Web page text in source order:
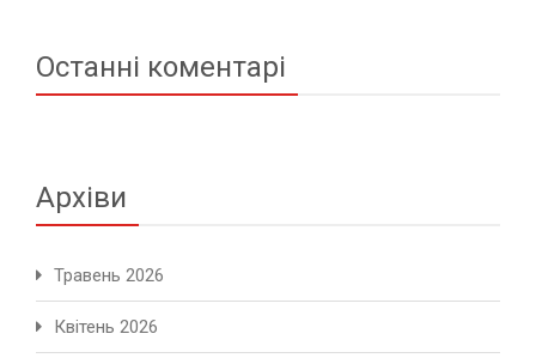
Останні коментарі
Архіви
Травень 2026
Квітень 2026